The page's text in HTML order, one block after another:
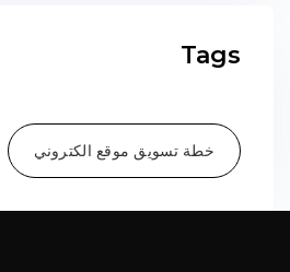
Tags
خطة تسويق موقع الكتروني